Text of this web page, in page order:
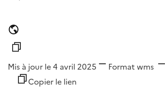
Mis à jour le 4 avril 2025 Format wms
Copier le lien